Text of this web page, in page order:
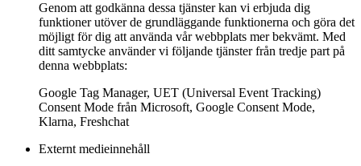
Genom att godkänna dessa tjänster kan vi erbjuda dig
funktioner utöver de grundläggande funktionerna och göra det
möjligt för dig att använda vår webbplats mer bekvämt. Med
ditt samtycke använder vi följande tjänster från tredje part på
denna webbplats:
Google Tag Manager, UET (Universal Event Tracking)
Consent Mode från Microsoft, Google Consent Mode,
Klarna, Freshchat
Externt medieinnehåll